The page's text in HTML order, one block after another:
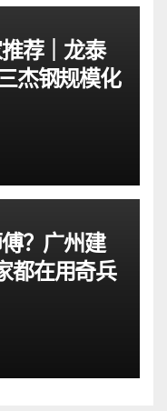
荐｜龙泰
杰钢规模化
？广州建
都在用奇兵